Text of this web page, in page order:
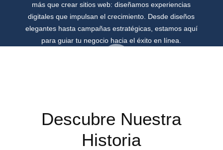
más que crear sitios web: diseñamos experiencias
digitales que impulsan el crecimiento. Desde diseños
elegantes hasta campañas estratégicas, estamos aquí
para guiar tu negocio hacia el éxito en línea.
Descubre Nuestra
Historia